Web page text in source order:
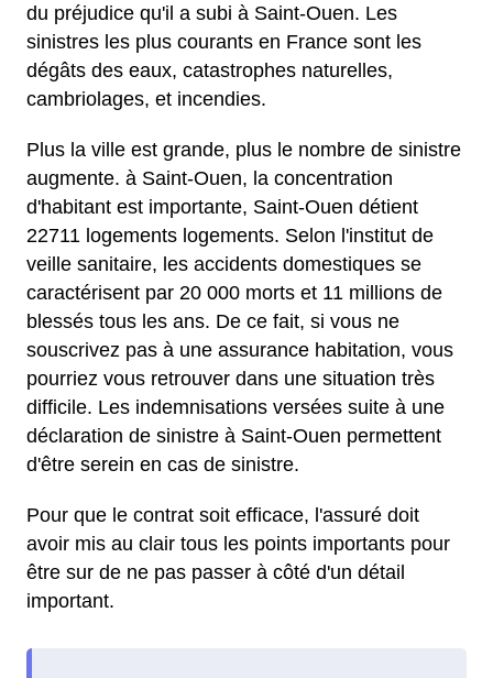
du préjudice qu'il a subi à Saint-Ouen. Les
sinistres les plus courants en France sont les
dégâts des eaux, catastrophes naturelles,
cambriolages, et incendies.
Plus la ville est grande, plus le nombre de sinistre
augmente. à Saint-Ouen, la concentration
d'habitant est importante, Saint-Ouen détient
22711 logements logements. Selon l'institut de
veille sanitaire, les accidents domestiques se
caractérisent par 20 000 morts et 11 millions de
blessés tous les ans. De ce fait, si vous ne
souscrivez pas à une assurance habitation, vous
pourriez vous retrouver dans une situation très
difficile. Les indemnisations versées suite à une
déclaration de sinistre à Saint-Ouen permettent
d'être serein en cas de sinistre.
Pour que le contrat soit efficace, l'assuré doit
avoir mis au clair tous les points importants pour
être sur de ne pas passer à côté d'un détail
important.